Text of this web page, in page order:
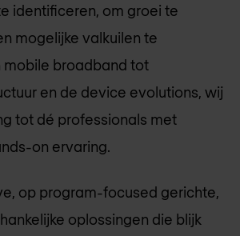
identificeren, om groei te
mogelijke valkuilen te
mobile broadband tot
en de device evolutions, wij
tot dé professionals met
on ervaring.
op program-focused gerichte,
oplossingen die blijk